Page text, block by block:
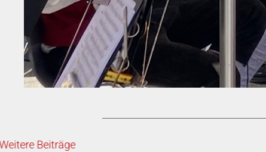
Weitere Beiträge